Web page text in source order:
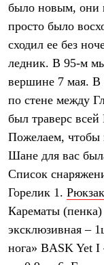
было новым, они
просто было
сходил ее без
ледник. В 95-м
вершине 7 мая.
по стене между
был траверс
Пожелаем, чтобы
Шане для вас
Список
Горелик 1.
Карематы
эксклюзивная –
нога» BASK Yet